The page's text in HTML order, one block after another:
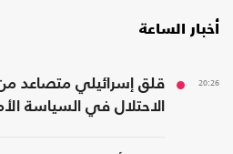
أخبار الساعة
20:26
قلق إسرائيلي متصاعد من
الاحتلال في السياسة